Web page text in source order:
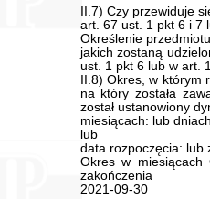
II.7) Czy przewiduje
art. 67 ust. 1 pkt 6 i 7
Określenie
jakich zostaną
ust. 1 pkt 6 lub w art.
II.8) Okres, w
na który została
został ustanowiony
miesiącach: lub
lub
data rozpoczęcia: lub
Okres w
zakończenia
2021-09-30